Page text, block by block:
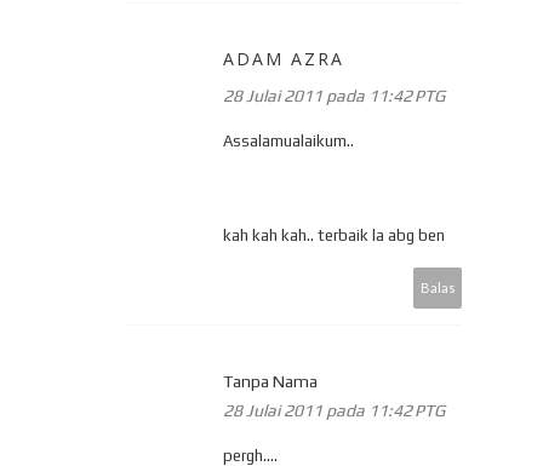
ADAM AZRA
28 Julai 2011 pada 11:42 PTG
Assalamualaikum..
kah kah kah.. terbaik la abg ben
Balas
Tanpa Nama
28 Julai 2011 pada 11:42 PTG
pergh....